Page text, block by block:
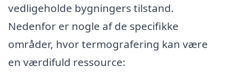
vedligeholde bygningers tilstand.
Nedenfor er nogle af de specifikke
områder, hvor termografering kan være
en værdifuld ressource: